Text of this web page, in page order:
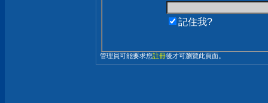
記住我?
管理員可能要求您註冊後才可瀏覽此頁面。